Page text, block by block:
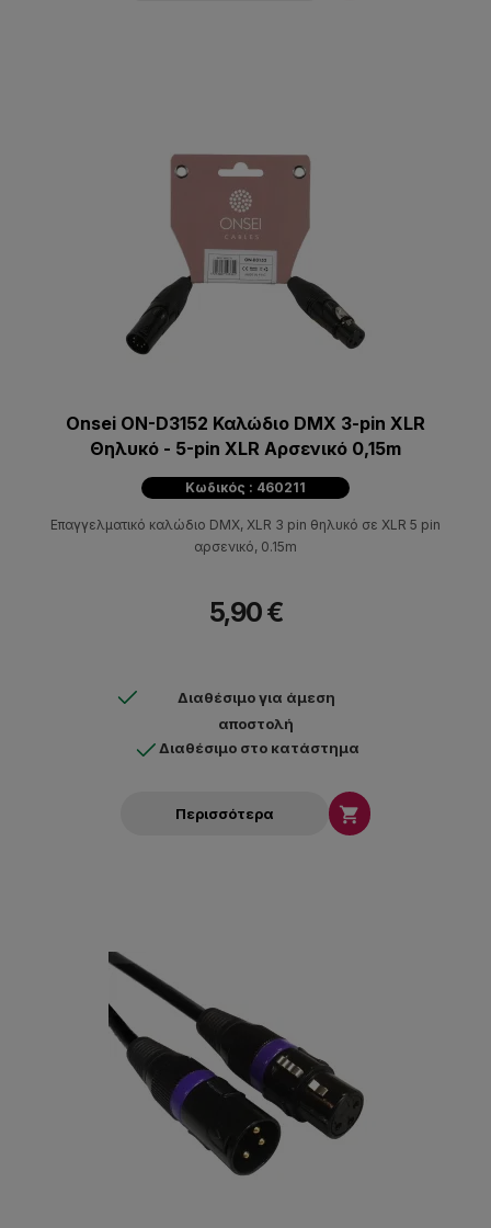
Onsei ON-D3152 Καλώδιο DMX 3-pin XLR
Θηλυκό - 5-pin XLR Αρσενικό 0,15m
Κωδικός : 460211
Επαγγελματικό καλώδιο DMX, XLR 3 pin θηλυκό σε XLR 5 pin
αρσενικό, 0.15m
5,90 €
Διαθέσιμο για άμεση
αποστολή
Διαθέσιμο στο κατάστημα
Περισσότερα 